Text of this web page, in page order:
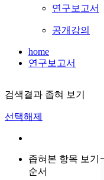
연구보고서
공개강의
home
연구보고서
검색결과 좁혀 보기
선택해제
좁혀본 항목 보기
순서